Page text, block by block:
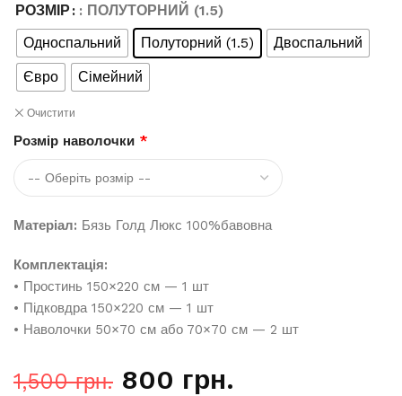
РОЗМІР
: ПОЛУТОРНИЙ (1.5)
Односпальний
Полуторний (1.5)
Двоспальний
Євро
Сімейний
Очистити
Розмір наволочки *
Матеріал: Бязь Голд Люкс 100%бавовна
Комплектація:
• Простинь 150×220 см — 1 шт
• Підковдра 150×220 см — 1 шт
• Наволочки 50×70 см або 70×70 см — 2 шт
1,500грн. 800 грн.